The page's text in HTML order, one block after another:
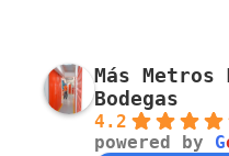
Más Metros
Bodegas
4.2
powered by G